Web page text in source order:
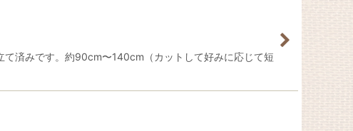
済みです。約90cm〜140cm（カットして好みに応じて短